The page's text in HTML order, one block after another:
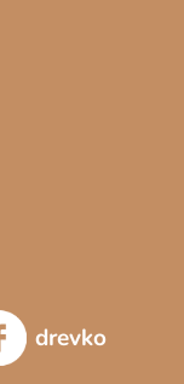
drevko